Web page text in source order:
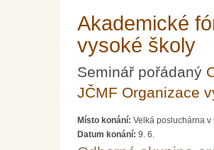
Akademické
vysoké školy
Seminář pořádaný
JČMF Organizace
Místo konání: Velká posluchárna v
Datum konání: 9. 6.